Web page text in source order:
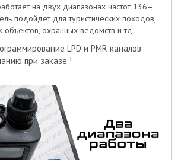
на двух диапазонах частот 136–
подойдет для туристических походов,
объектов, охранных ведомств и тд.
LPD и PMR каналов
при заказе !